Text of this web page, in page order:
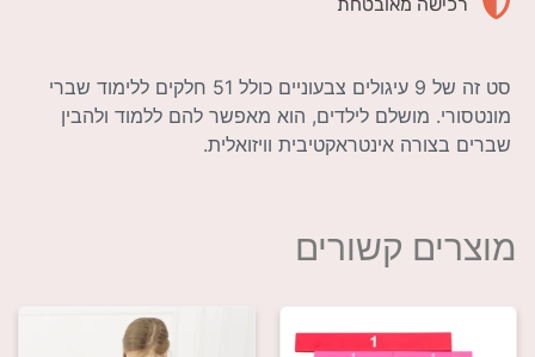
סט זה של 9 עיגולים צבעוניים כולל 51 חלקים ללימוד שברי
מונטסורי. מושלם לילדים, הוא מאפשר להם ללמוד ולהבין
שברים בצורה אינטראקטיבית וויזואלית.
מוצרים קשורים